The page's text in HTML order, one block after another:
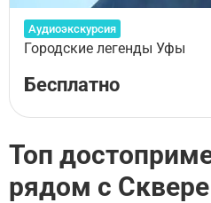
Аудиоэкскурсия
Городские легенды Уфы
Бесплатно
Топ
рядом с